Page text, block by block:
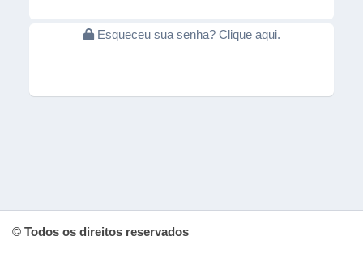
Esqueceu sua senha? Clique aqui.
© Todos os direitos reservados